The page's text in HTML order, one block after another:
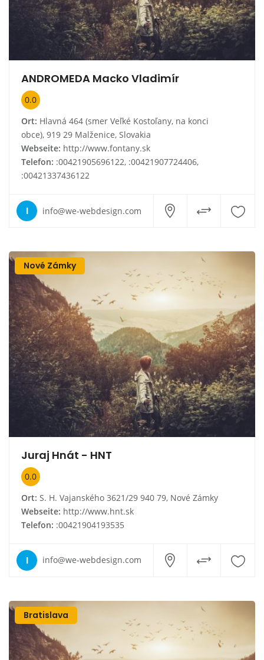
ANDROMEDA Macko Vladimír
0.0
Ort: Hlavná 464 (smer Veľké Kostoľany, na konci
obce), 919 29 Malženice, Slovakia
Webseite: http://www.fontany.sk
Telefon: :00421905696122, :00421907724406,
:00421337436122
I info@we-webdesign.com
Nové Zámky
Juraj Hnát - HNT
0.0
Ort: S. H. Vajanského 3621/29 940 79, Nové Zámky
Webseite: http://www.hnt.sk
Telefon: :00421904193535
I info@we-webdesign.com
Bratislava